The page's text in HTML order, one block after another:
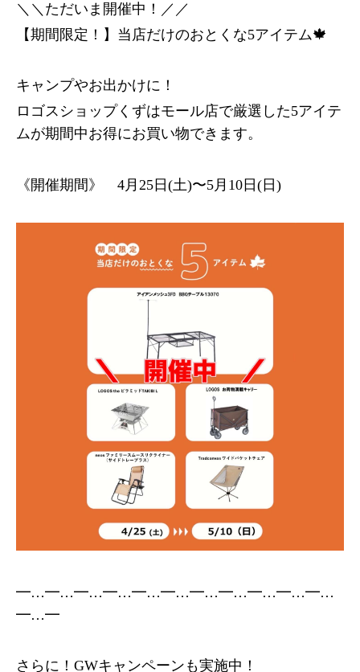
＼＼ただいま開催中！／／
【期間限定！】当店だけのおとくな5アイテム🍁
キャンプやお出かけに！
ロゴスショップくずはモール店で厳選した5アイテ
ムが期間中お得にお買い物できます。
《開催期間》 4月25日(土)〜5月10日(日)
━…━…━…━…━…━…━…━…━…━…━…
━…━
さらに！GWキャンペーンも実施中！